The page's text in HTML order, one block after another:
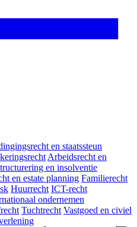
en staatssteun
Arbeidsrecht en
en insolventie
en estate planning Familierecht
Huurrecht ICT-recht
ondernemen
Tuchtrecht Vastgoed en civiel